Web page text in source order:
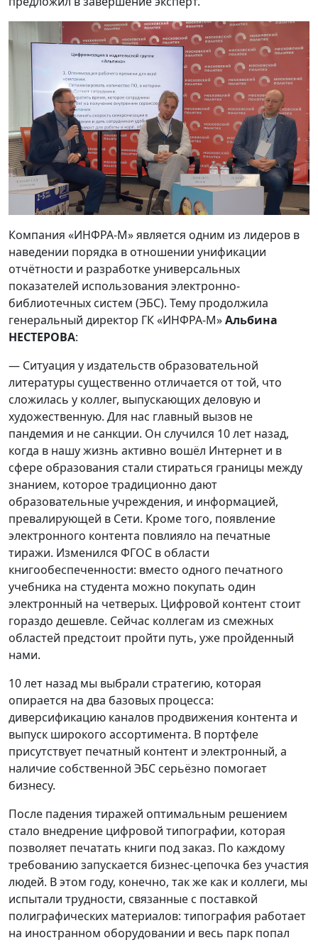
Компания «ИНФРА-М» является одним из лидеров в
наведении порядка в отношении унификации
отчётности и разработке универсальных
показателей использования электронно-
библиотечных систем (ЭБС). Тему продолжила
генеральный директор ГК «ИНФРА-М»Альбина
НЕСТЕРОВА:
— Ситуация у издательств образовательной
литературы существенно отличается от той, что
сложилась у коллег, выпускающих деловую и
художественную. Для нас главный вызов не
пандемия и не санкции. Он случился 10 лет назад,
когда в нашу жизнь активно вошёл Интернет и в
сфере образования стали стираться границы между
знанием, которое традиционно дают
образовательные учреждения, и информацией,
превалирующей в Сети. Кроме того, появление
электронного контента повлияло на печатные
тиражи. Изменился ФГОС в области
книгообеспеченности: вместо одного печатного
учебника на студента можно покупать один
электронный на четверых. Цифровой контент стоит
гораздо дешевле. Сейчас коллегам из смежных
областей предстоит пройти путь, уже пройденный
нами.
10 лет назад мы выбрали стратегию, которая
опирается на два базовых процесса:
диверсификацию каналов продвижения контента и
выпуск широкого ассортимента. В портфеле
присутствует печатный контент и электронный, а
наличие собственной ЭБС серьёзно помогает
бизнесу.
После падения тиражей оптимальным решением
стало внедрение цифровой типографии, которая
позволяет печатать книги под заказ. По каждому
требованию запускается бизнес-цепочка без участия
людей. В этом году, конечно, так же как и коллеги, мы
испытали трудности, связанные с поставкой
полиграфических материалов: типография работает
на иностранном оборудовании и весь парк попал